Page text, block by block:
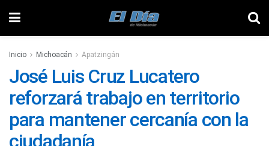
Inicio Michoacán Apatzingán
José Luis Cruz Lucatero
reforzará trabajo en territorio
para mantener cercanía con la
ciudadanía